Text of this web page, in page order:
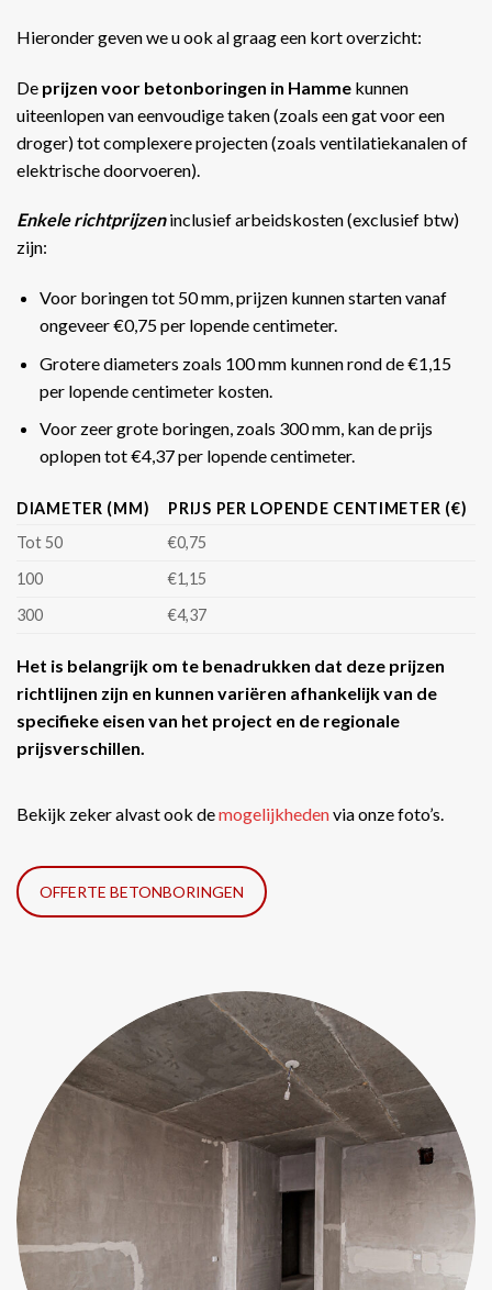
Hieronder geven we u ook al graag een kort overzicht:
De prijzen voor betonboringen in Hamme kunnen
uiteenlopen van eenvoudige taken (zoals een gat voor een
droger) tot complexere projecten (zoals ventilatiekanalen of
elektrische doorvoeren).
Enkele richtprijzeninclusief arbeidskosten (exclusief btw)
zijn:
Voor boringen tot 50 mm, prijzen kunnen starten vanaf
ongeveer €0,75 per lopende centimeter.
Grotere diameters zoals 100 mm kunnen rond de €1,15
per lopende centimeter kosten.
Voor zeer grote boringen, zoals 300 mm, kan de prijs
oplopen tot €4,37 per lopende centimeter​​.
DIAMETER (MM)
PRIJS PER LOPENDE CENTIMETER (€)
Tot 50
€0,75
100
€1,15
300
€4,37
Het is belangrijk om te benadrukken dat deze prijzen
richtlijnen zijn en kunnen variëren afhankelijk van de
specifieke eisen van het project en de regionale
prijsverschillen.
Bekijk zeker alvast ook demogelijkhedenvia onze foto’s.
OFFERTE BETONBORINGEN